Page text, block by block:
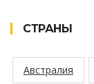
СТРАНЫ
Австралия